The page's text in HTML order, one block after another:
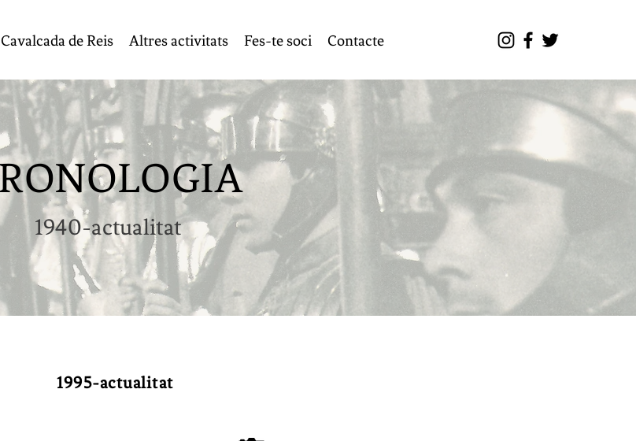
Cavalcada de Reis Altres activitats Fes-te soci Contacte
1940-actualitat
1995-actualitat